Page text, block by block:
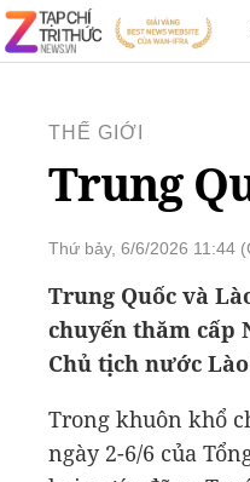
THẾ GIỚI
Trung
Thứ bảy, 6/6/2026 11:44
Trung Quốc và
chuyến thăm cấp
Chủ tịch nước
Trong khuôn khổ
ngày 2-6/6 của